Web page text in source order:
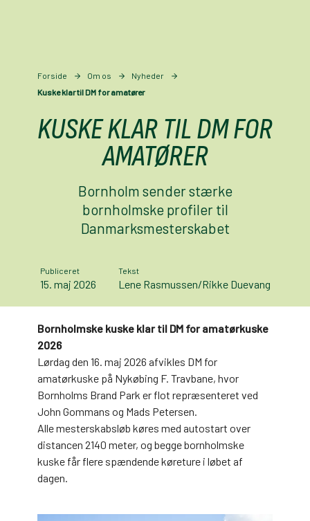
Forside Om os
Nyheder
Kuske klar til DM for amatører
KUSKE KLAR TIL DM FOR
AMATØRER
Bornholm sender stærke
bornholmske profiler til
Danmarksmesterskabet
Publiceret
15. maj 2026
Tekst
Lene Rasmussen/Rikke Duevang
Bornholmske kuske klar til DM for amatørkuske
2026
Lørdag den 16. maj 2026 afvikles DM for
amatørkuske på Nykøbing F. Travbane, hvor
Bornholms Brand Park er flot repræsenteret ved
John Gommans og Mads Petersen.
Alle mesterskabsløb køres med autostart over
distancen 2140 meter, og begge bornholmske
kuske får flere spændende køreture i løbet af
dagen.